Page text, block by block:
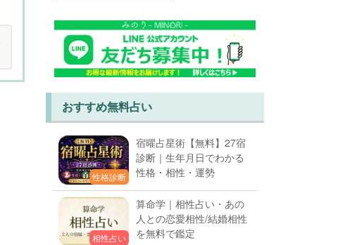
おすすめ無料占い
性格診断
宿曜占星術【無料】27宿
診断｜生年月日でわかる
性格・相性・運勢
相性占い
算命学｜相性占い・あの
人との恋愛相性/結婚相性
を無料で鑑定